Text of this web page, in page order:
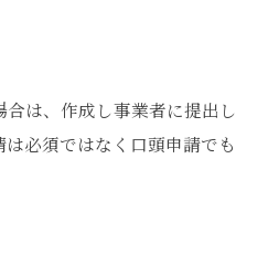
は、作成し事業者に提出し
必須ではなく口頭申請でも